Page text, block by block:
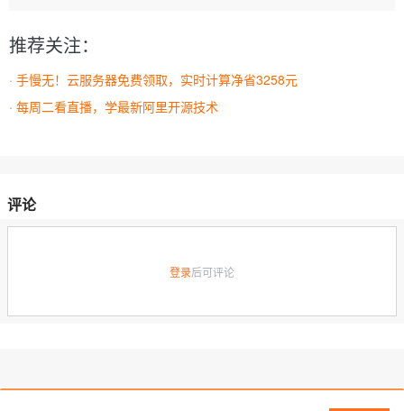
推荐关注：
· 手慢无！云服务器免费领取，实时计算净省3258元
· 每周二看直播，学最新阿里开源技术
评论
登录后可评论